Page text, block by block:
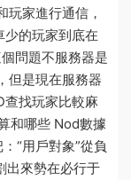
玩家進行通信，
少的玩家到底在
問題不服務器是
但是現在服務器
找玩家比較麻
和哪些 Nod數據
“用戶對象”從負
出來勢在必行于